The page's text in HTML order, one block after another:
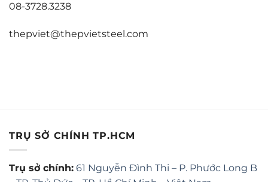
08-3728.3238
thepviet@thepvietsteel.com
TRỤ SỞ CHÍNH TP.HCM
Trụ sở chính: 61 Nguyễn Đình Thi – P. Phước Long B